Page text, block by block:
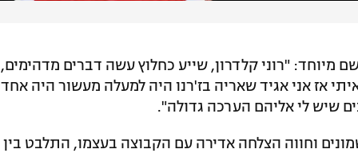
מיוחד: "רוני קלדרון, שייע כחלוץ עשה דברים מדהימים,
אז אני אגיד שאריה בז'רנו היה למעלה מעשור היה אחד
שיש לי אליהם הערכה גדולה".
וחווה הצלחה אדירה עם הקבוצה בעצמו, התלבט בין